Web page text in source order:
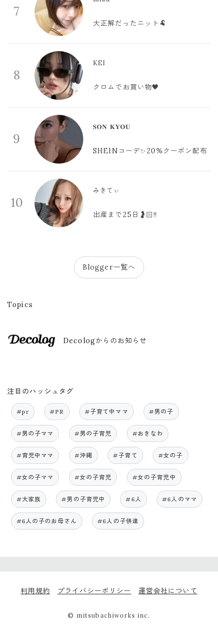
7
大正解だったニット🐏
8
KEI
クロムでお買い物🖤
9
𝐒𝐎𝐍 𝐊𝐘𝐎𝐔
SHEINコーデ✨20%クーポン配布
10
みきてぃ
出産まで25日🤰🏻‼️
Blogger一覧へ
Topics
Decologからのお知らせ
注目のハッシュタグ
#pr #PR #子育て中ママ #男の子
#男の子ママ #男の子育児 #おきなわ
#育児中ママ #沖縄 #子育て #女の子
#女の子ママ #女の子育児 #女の子育児中
#大家族 #男の子育児中 #6人 #6人のママ
#6人の子のお母さん #6人の子供達
利用規約 プライバシーポリシー 運営会社について
© mitsubachiworks inc.